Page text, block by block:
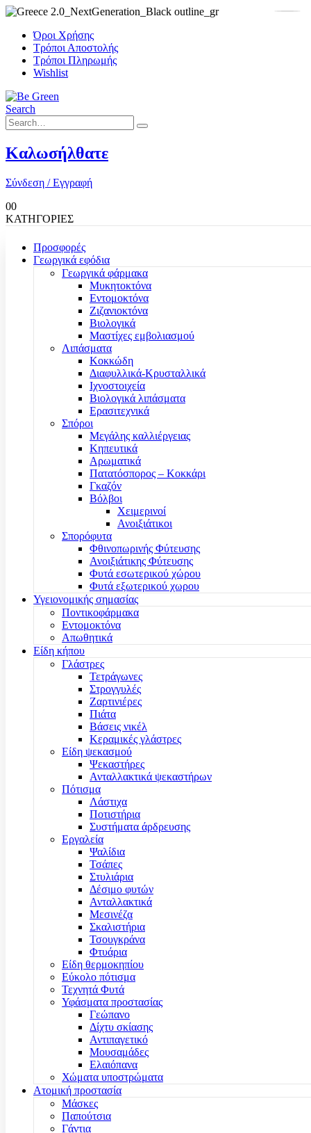
Όροι Χρήσης
Τρόποι Αποστολής
Τρόποι Πληρωμής
Wishlist
Search
Καλωσήλθατε
Σύνδεση / Εγγραφή
00
ΚΑΤΗΓΟΡΙΕΣ
Προσφορές
Γεωργικά εφόδια
Γεωργικά φάρμακα
Μυκητοκτόνα
Εντομοκτόνα
Ζιζανιοκτόνα
Βιολογικά
Μαστίχες εμβολιασμού
Λιπάσματα
Κοκκώδη
Διαφυλλικά-Κρυσταλλικά
Ιχνοστοιχεία
Βιολογικά λιπάσματα
Ερασιτεχνικά
Σπόροι
Μεγάλης καλλιέργειας
Κηπευτικά
Αρωματικά
Πατατόσπορος – Κοκκάρι
Γκαζόν
Βόλβοι
Χειμερινοί
Ανοιξιάτικοι
Σπορόφυτα
Φθινοπωρινής Φύτευσης
Ανοιξιάτικης Φύτευσης
Φυτά εσωτερικού χώρου
Φυτά εξωτερικού χωρου
Υγειονομικής σημασίας
Ποντικοφάρμακα
Εντομοκτόνα
Απωθητικά
Είδη κήπου
Γλάστρες
Τετράγωνες
Στρογγυλές
Ζαρτινιέρες
Πιάτα
Βάσεις νικέλ
Κεραμικές γλάστρες
Είδη ψεκασμού
Ψεκαστήρες
Ανταλλακτικά ψεκαστήρων
Πότισμα
Λάστιχα
Ποτιστήρια
Συστήματα άρδρευσης
Εργαλεία
Ψαλίδια
Τσάπες
Στυλιάρια
Δέσιμο φυτών
Ανταλλακτικά
Μεσινέζα
Σκαλιστήρια
Τσουγκράνα
Φτυάρια
Είδη θερμοκηπίου
Εύκολο πότισμα
Τεχνητά Φυτά
Υφάσματα προστασίας
Γεώπανο
Δίχτυ σκίασης
Αντιπαγετικό
Μουσαμάδες
Ελαιόπανα
Χώματα υποστρώματα
Ατομική προστασία
Μάσκες
Παπούτσια
Γάντια